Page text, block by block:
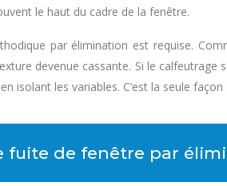
le haut du cadre de la fenêtre.
par élimination est requise.
devenue cassante. Si le
isolant les variables. C’est la seule
fuite de fenêtre par